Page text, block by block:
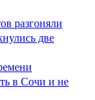
разгоняли
две
в Сочи и не